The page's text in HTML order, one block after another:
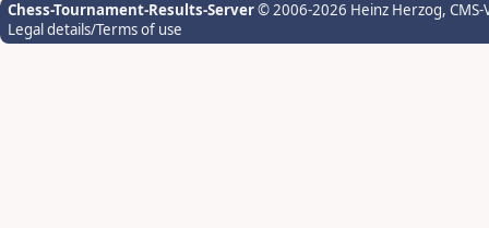
Chess-Tournament-Results-Server© 2006-2026 Heinz Herzog,
Legal details/Terms of use